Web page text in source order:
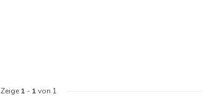
Zeige 1 - 1von 1